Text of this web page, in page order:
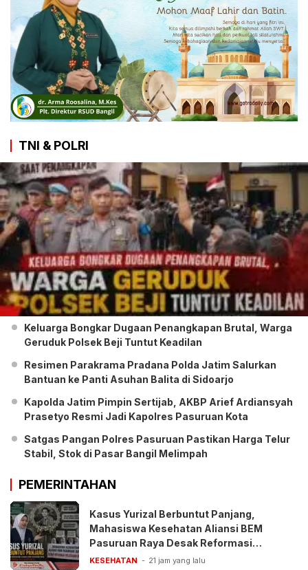
TNI & POLRI
Keluarga Bongkar Dugaan Penangkapan Brutal, Warga
Geruduk Polsek Beji Tuntut Keadilan
Resimen Parakrama Pradana Polda Jatim Salurkan
Bantuan ke Panti Asuhan Balita di Sidoarjo
Kapolda Jatim Pimpin Sertijab, AKBP Arief Ardiansyah
Prasetyo Resmi Jadi Kapolres Pasuruan Kota
Satgas Pangan Polres Pasuruan Pastikan Harga Telur
Stabil, Stok di Pasar Bangil Melimpah
PEMERINTAHAN
Kasus Yurizal Berbuntut Panjang,
Mahasiswa Kesehatan Aliansi BEM
Pasuruan Raya Desak Reformasi
Pelayanan BPJS
KESEHATAN 21 jam yang lalu